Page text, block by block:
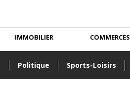
Politique Sports-Loisirs
IMMOBILIER COMMERCES